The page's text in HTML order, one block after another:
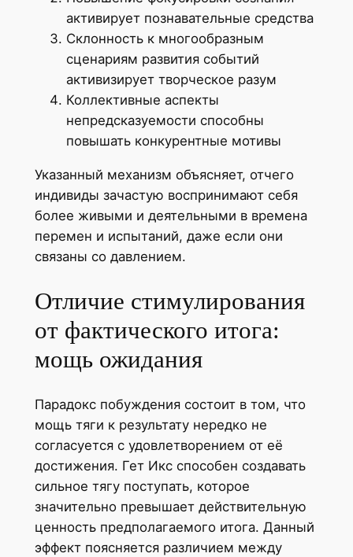
активирует познавательные средства
Склонность к многообразным
сценариям развития событий
активизирует творческое разум
Коллективные аспекты
непредсказуемости способны
повышать конкурентные мотивы
Указанный механизм объясняет, отчего
индивиды зачастую воспринимают себя
более живыми и деятельными в времена
перемен и испытаний, даже если они
связаны со давлением.
Отличие стимулирования
от фактического итога:
мощь ожидания
Парадокс побуждения состоит в том, что
мощь тяги к результату нередко не
согласуется с удовлетворением от её
достижения. Гет Икс способен создавать
сильное тягу поступать, которое
значительно превышает действительную
ценность предполагаемого итога. Данный
эффект поясняется различием между